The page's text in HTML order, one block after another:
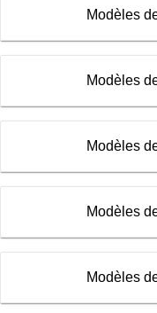
Modèles
Modèles
Modèles
Modèles
Modèles